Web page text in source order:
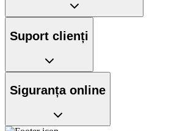
Suport clienți
Siguranța online